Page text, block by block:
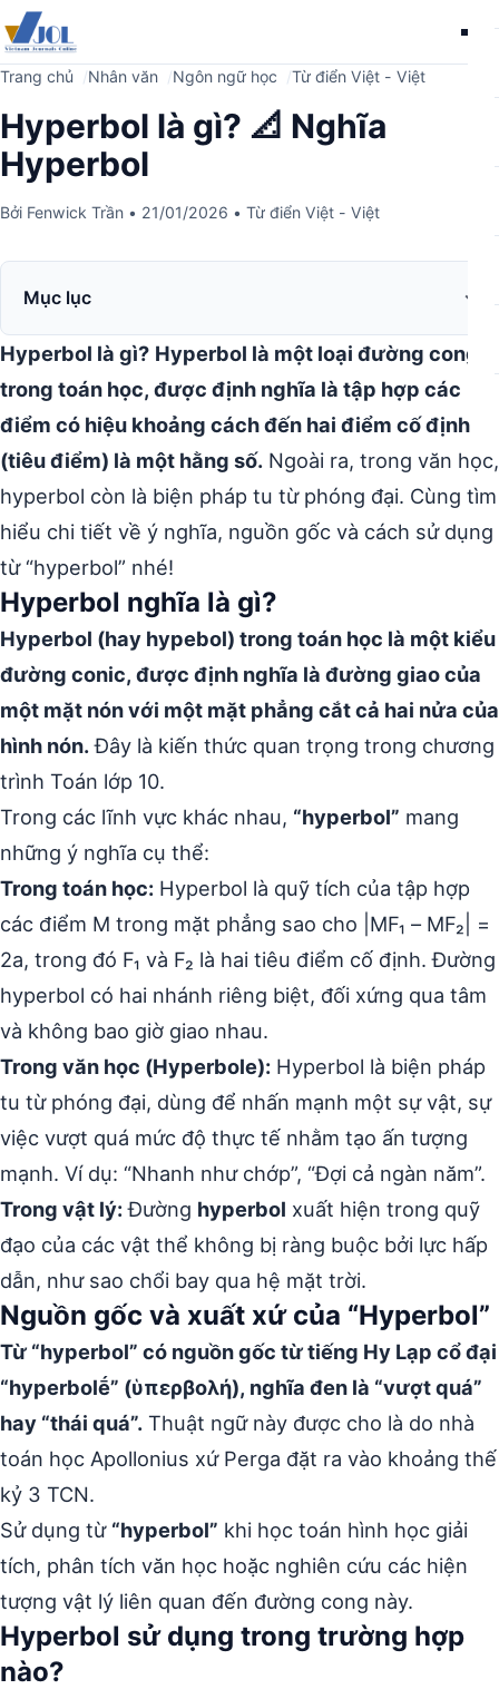
Trang chủ Nhân văn Ngôn ngữ học Từ điển Việt - Việt
Hyperbol là gì? 📐 Nghĩa
Hyperbol
Bởi Fenwick Trần • 21/01/2026 • Từ điển Việt - Việt
Mục lục
Hyperbol là gì? Hyperbol là một loại đường cong
trong toán học, được định nghĩa là tập hợp các
điểm có hiệu khoảng cách đến hai điểm cố định
(tiêu điểm) là một hằng số. Ngoài ra, trong văn học,
hyperbol còn là biện pháp tu từ phóng đại. Cùng tìm
hiểu chi tiết về ý nghĩa, nguồn gốc và cách sử dụng
từ “hyperbol” nhé!
Hyperbol nghĩa là gì?
Hyperbol (hay hypebol) trong toán học là một kiểu
đường conic, được định nghĩa là đường giao của
một mặt nón với một mặt phẳng cắt cả hai nửa của
hình nón.Đây là kiến thức quan trọng trong chương
trình Toán lớp 10.
Trong các lĩnh vực khác nhau, “hyperbol” mang
những ý nghĩa cụ thể:
Trong toán học: Hyperbol là quỹ tích của tập hợp
các điểm M trong mặt phẳng sao cho |MF₁ – MF₂| =
2a, trong đó F₁ và F₂ là hai tiêu điểm cố định. Đường
hyperbol có hai nhánh riêng biệt, đối xứng qua tâm
và không bao giờ giao nhau.
Trong văn học (Hyperbole): Hyperbol là biện pháp
tu từ phóng đại, dùng để nhấn mạnh một sự vật, sự
việc vượt quá mức độ thực tế nhằm tạo ấn tượng
mạnh. Ví dụ: “Nhanh như chớp”, “Đợi cả ngàn năm”.
Trong vật lý:Đường hyperbol xuất hiện trong quỹ
đạo của các vật thể không bị ràng buộc bởi lực hấp
dẫn, như sao chổi bay qua hệ mặt trời.
Nguồn gốc và xuất xứ của “Hyperbol”
Từ “hyperbol” có nguồn gốc từ tiếng Hy Lạp cổ đại
“hyperbolḗ” (ὑπερβολή), nghĩa đen là “vượt quá”
hay “thái quá”. Thuật ngữ này được cho là do nhà
toán học Apollonius xứ Perga đặt ra vào khoảng thế
kỷ 3 TCN.
Sử dụng từ “hyperbol” khi học toán hình học giải
tích, phân tích văn học hoặc nghiên cứu các hiện
tượng vật lý liên quan đến đường cong này.
Hyperbol sử dụng trong trường hợp
nào?